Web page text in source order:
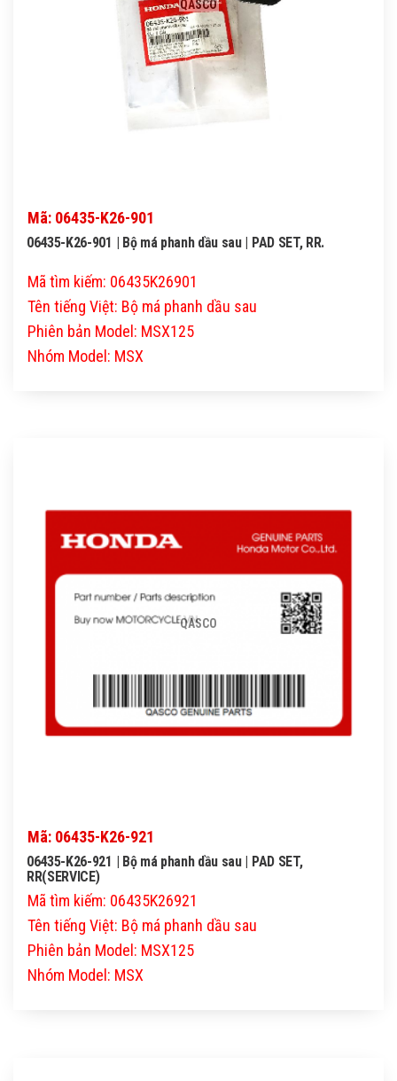
QASCO
Mã: 06435-K26-901
06435-K26-901 | Bộ má phanh dầu sau | PAD SET, RR.
Mã tìm kiếm: 06435K26901
Tên tiếng Việt: Bộ má phanh dầu sau
Phiên bản Model: MSX125
Nhóm Model: MSX
QASCO
Mã: 06435-K26-921
06435-K26-921 | Bộ má phanh dầu sau | PAD SET,
RR(SERVICE)
Mã tìm kiếm: 06435K26921
Tên tiếng Việt: Bộ má phanh dầu sau
Phiên bản Model: MSX125
Nhóm Model: MSX